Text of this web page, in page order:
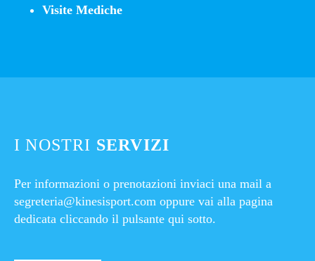
Visite Mediche
I NOSTRI SERVIZI
Per informazioni o prenotazioni inviaci una mail a
segreteria@kinesisport.com oppure vai alla pagina
dedicata cliccando il pulsante qui sotto.